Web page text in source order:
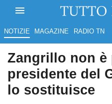
NOTIZIE MAGAZINE RADIO TN
Zangrillo non è
presidente del
lo sostituisce